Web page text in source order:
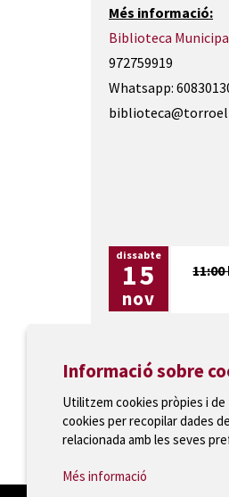
Més informació:
Biblioteca
972759919
Whatsapp:
dissabte
15
nov
11:00
Ajuntament de
T 972 75 81 12 ·
Informació sobre
Utilitzem cookies pròpies i
cookies per recopilar dades
relacionada amb les seves
Més informació